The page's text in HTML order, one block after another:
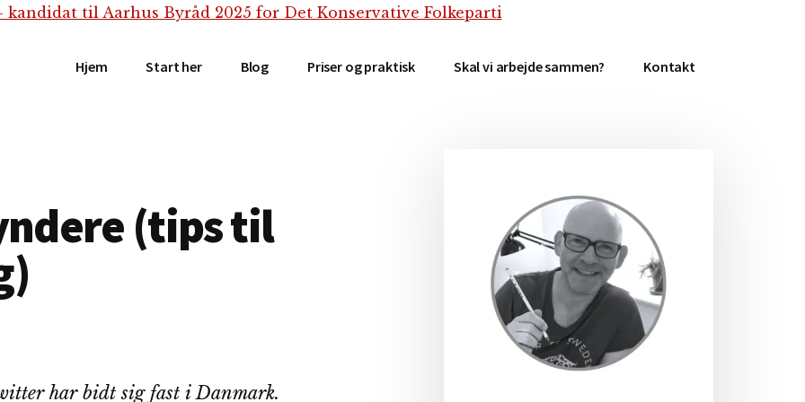
Hjem Start her Blog Priser og praktisk Skal vi arbejde sammen? Kontakt
(tips til
har bidt sig fast i Danmark.
Primær
Sidebar